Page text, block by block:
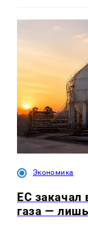
Экономика
ЕС
газа —